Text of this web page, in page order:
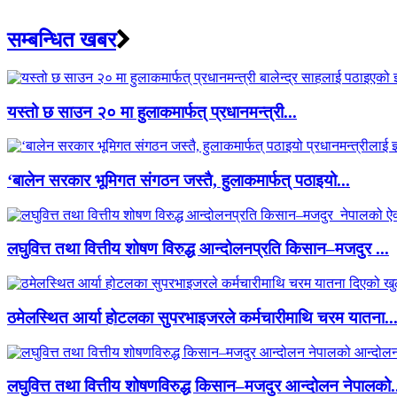
सम्बन्धित खबर
यस्तो छ साउन २० मा हुलाकमार्फत् प्रधानमन्त्री...
‘बालेन सरकार भूमिगत संगठन जस्तै, हुलाकमार्फत् पठाइयो...
लघुवित्त तथा वित्तीय शोषण विरुद्ध आन्दोलनप्रति किसान–मजदुर ...
ठमेलस्थित आर्या होटलका सुपरभाइजरले कर्मचारीमाथि चरम यातना...
लघुवित्त तथा वित्तीय शोषणविरुद्ध किसान–मजदुर आन्दोलन